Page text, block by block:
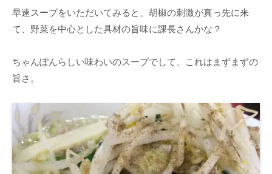
早速スープをいただいてみると、胡椒の刺激が真っ先に来
て、野菜を中心とした具材の旨味に課長さんかな？
ちゃんぽんらしい味わいのスープでして、これはまずまずの
旨さ。